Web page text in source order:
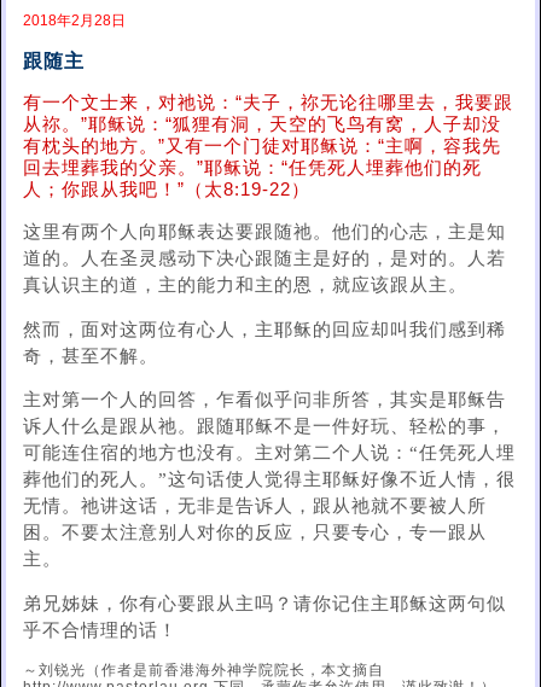
2018年2月28日
跟随主
有一个文士来，对祂说：“夫子，祢无论往哪里去，我要跟
从祢。”耶稣说：“狐狸有洞，天空的飞鸟有窝，人子却没
有枕头的地方。”又有一个门徒对耶稣说：“主啊，容我先
回去埋葬我的父亲。”耶稣说：“任凭死人埋葬他们的死
人；你跟从我吧！”（太8:19-22）
这里有两个人向耶稣表达要跟随祂。他们的心志，主是知
道的。人在圣灵感动下决心跟随主是好的，是对的。人若
真认识主的道，主的能力和主的恩，就应该跟从主。
然而，面对这两位有心人，主耶稣的回应却叫我们感到稀
奇，甚至不解。
主对第一个人的回答，乍看似乎问非所答，其实是耶稣告
诉人什么是跟从祂。跟随耶稣不是一件好玩、轻松的事，
可能连住宿的地方也没有。主对第二个人说：“任凭死人埋
葬他们的死人。”这句话使人觉得主耶稣好像不近人情，很
无情。祂讲这话，无非是告诉人，跟从祂就不要被人所
困。不要太注意别人对你的反应，只要专心，专一跟从
主。
弟兄姊妹，你有心要跟从主吗？请你记住主耶稣这两句似
乎不合情理的话！
～刘锐光（作者是前香港海外神学院院长，本文摘自